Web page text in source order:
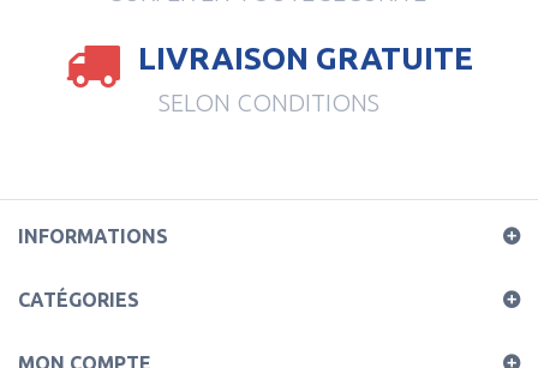
LIVRAISON GRATUITE
SELON CONDITIONS
INFORMATIONS
CATÉGORIES
MON COMPTE